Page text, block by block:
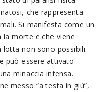
che rappresenta
Si manifesta come un
morte e che viene
non sono possibili.
può essere attivato
minaccia intensa.
messo “a testa in giù”,